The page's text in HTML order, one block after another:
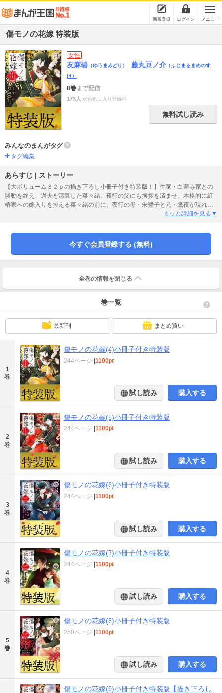
新規登録 ログイン メニュー
傷モノの花嫁 特装版
女性
友麻碧 （ゆうまみどり） 藤丸豆ノ介 （ふじまるまめのす
け）
8巻まで配信
173人 がお気に入り登録中
無料試し読み
みんなのまんがタグ
タグ編集
あらすじ | ストーリー
【大ボリューム３２ｐの描き下ろし小冊子付き特装版！】生家・白蓮寺家との
騒動を終え、過去を清算した菜々緒。夜行の父にも挨拶を済ませ、本格的に紅
椿家への嫁入りを控える菜々緒の前に、夜行の母・朱鷺子と兄・鷹夜が現れ
る。鷹夜を溺愛する朱鷺子は夜行を毛嫌いしており、菜々緒との結婚にも反
行は華族の夜会警備の際に、かつての婚約者・斎園寺しのぶと再会して
―――。完全描き下ろし「菜々緒、紅椿家の花嫁の心得を知りたい。」を収録
もっと詳細を見る▼
今すぐ会員登録する (無料)
全巻の情報を 閉じる
巻一覧
最新刊 まとめ買い
1
巻
傷モノの花嫁(4)小冊子付き特装版
244ページ |1100pt
試し読み 購入する
2
巻
傷モノの花嫁(5)小冊子付き特装版
244ページ |1100pt
試し読み 購入する
3
巻
傷モノの花嫁(6)小冊子付き特装版
244ページ |1100pt
試し読み 購入する
4
巻
傷モノの花嫁(7)小冊子付き特装版
244ページ |1100pt
試し読み 購入する
5
巻
傷モノの花嫁(8)小冊子付き特装版
250ページ |1100pt
試し読み 購入する
傷モノの花嫁(9)小冊子付き特装版【描き下ろし